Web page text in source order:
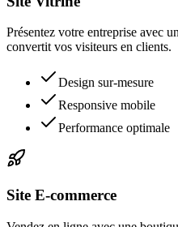
Présentez votre entreprise avec
convertit vos visiteurs en clients.
Design sur-mesure
Responsive mobile
Performance optimale
Site E-commerce